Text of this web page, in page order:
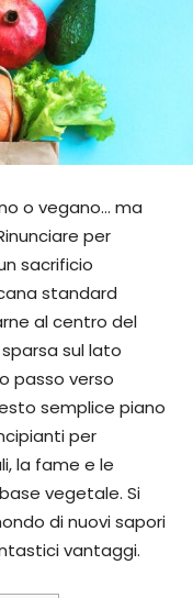
o vegano… ma
per
sacrificio
standard
al centro del
sul lato
passo verso
semplice piano
per
la fame e le
vegetale. Si
di nuovi sapori
vantaggi.